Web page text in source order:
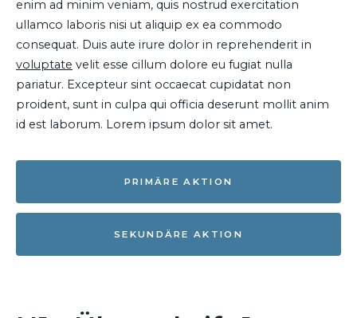
enim ad minim veniam, quis nostrud exercitation
ullamco laboris nisi ut aliquip ex ea commodo
consequat. Duis aute irure dolor in reprehenderit in
voluptate velit esse cillum dolore eu fugiat nulla
pariatur. Excepteur sint occaecat cupidatat non
proident, sunt in culpa qui officia deserunt mollit anim
id est laborum. Lorem ipsum dolor sit amet.
PRIMÄRE AKTION
SEKUNDÄRE AKTION